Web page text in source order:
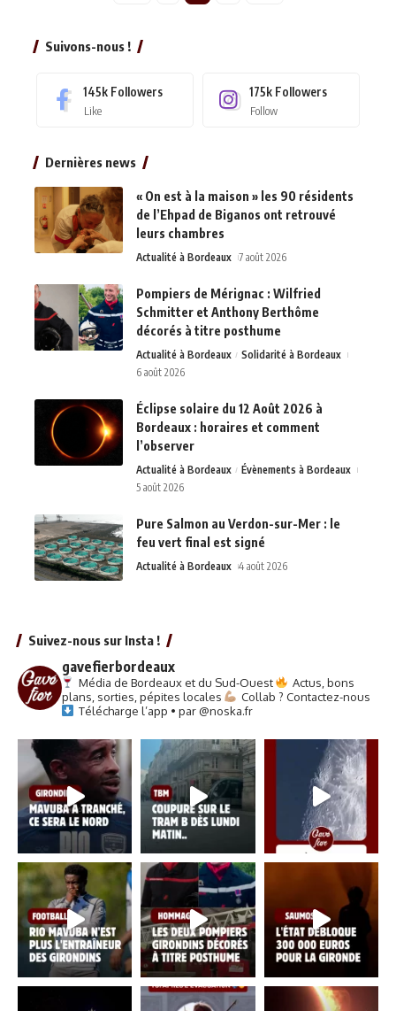
Suivons-nous !
145k Followers
Like
175k Followers
Follow
Dernières news
« On est à la maison » les 90 résidents
de l’Ehpad de Biganos ont retrouvé
leurs chambres
Actualité à Bordeaux 7 août 2026
Pompiers de Mérignac : Wilfried
Schmitter et Anthony Berthôme
décorés à titre posthume
Actualité à Bordeaux
Solidarité à Bordeaux
6 août 2026
Éclipse solaire du 12 Août 2026 à
Bordeaux : horaires et comment
l’observer
Actualité à Bordeaux
Évènements à Bordeaux
5 août 2026
Pure Salmon au Verdon-sur-Mer : le
feu vert final est signé
Actualité à Bordeaux 4 août 2026
Suivez-nous sur Insta !
gavefierbordeaux
Média de Bordeaux et du Sud-Ouest
Actus, bons
plans, sorties, pépites locales
Collab ? Contactez-nous
Télécharge l’app • par @noska.fr